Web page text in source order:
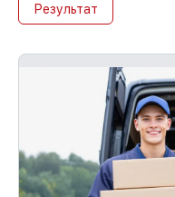
Результат